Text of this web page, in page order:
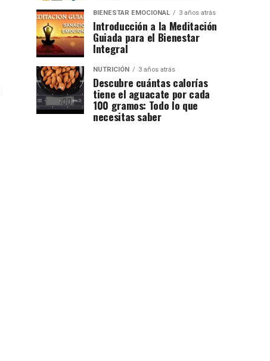
BIENESTAR EMOCIONAL 3 años atrás
Introducción a la Meditación
Guiada para el Bienestar
Integral
NUTRICIÓN 3 años atrás
Descubre cuántas calorías
tiene el aguacate por cada
100 gramos: Todo lo que
necesitas saber